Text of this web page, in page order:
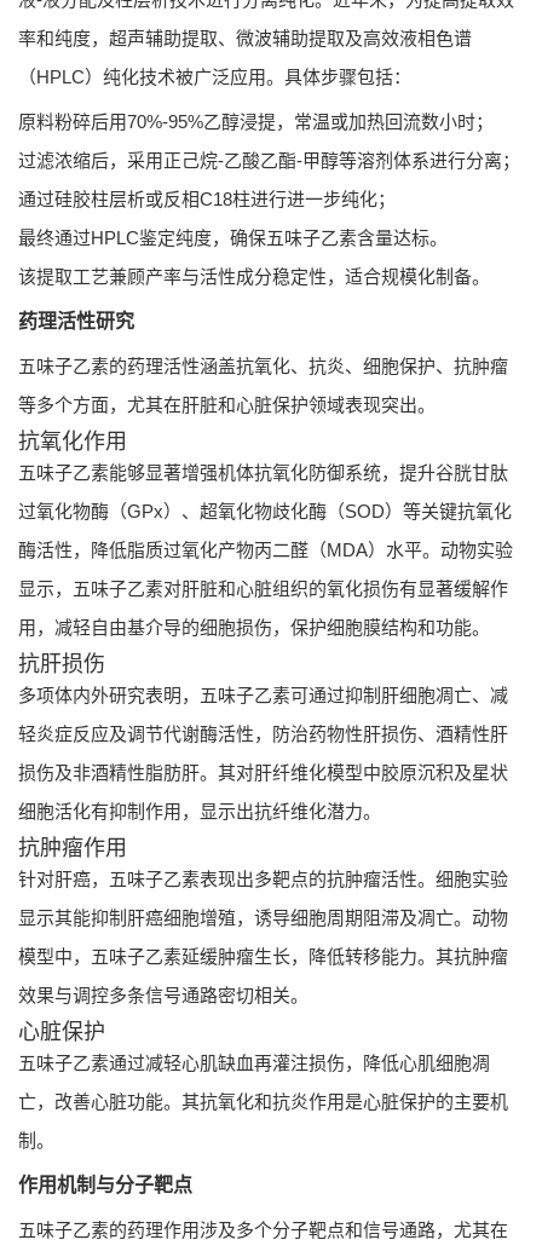
率和纯度，超声辅助提取、微波辅助提取及高效液相色谱
（HPLC）纯化技术被广泛应用。具体步骤包括：
原料粉碎后用70%-95%乙醇浸提，常温或加热回流数小时；
过滤浓缩后，采用正己烷-乙酸乙酯-甲醇等溶剂体系进行分离；
通过硅胶柱层析或反相C18柱进行进一步纯化；
最终通过HPLC鉴定纯度，确保五味子乙素含量达标。
该提取工艺兼顾产率与活性成分稳定性，适合规模化制备。
药理活性研究
五味子乙素的药理活性涵盖抗氧化、抗炎、细胞保护、抗肿瘤
等多个方面，尤其在肝脏和心脏保护领域表现突出。
抗氧化作用
五味子乙素能够显著增强机体抗氧化防御系统，提升谷胱甘肽
过氧化物酶（GPx）、超氧化物歧化酶（SOD）等关键抗氧化
酶活性，降低脂质过氧化产物丙二醛（MDA）水平。动物实验
显示，五味子乙素对肝脏和心脏组织的氧化损伤有显著缓解作
用，减轻自由基介导的细胞损伤，保护细胞膜结构和功能。
抗肝损伤
多项体内外研究表明，五味子乙素可通过抑制肝细胞凋亡、减
轻炎症反应及调节代谢酶活性，防治药物性肝损伤、酒精性肝
损伤及非酒精性脂肪肝。其对肝纤维化模型中胶原沉积及星状
细胞活化有抑制作用，显示出抗纤维化潜力。
抗肿瘤作用
针对肝癌，五味子乙素表现出多靶点的抗肿瘤活性。细胞实验
显示其能抑制肝癌细胞增殖，诱导细胞周期阻滞及凋亡。动物
模型中，五味子乙素延缓肿瘤生长，降低转移能力。其抗肿瘤
效果与调控多条信号通路密切相关。
心脏保护
五味子乙素通过减轻心肌缺血再灌注损伤，降低心肌细胞凋
亡，改善心脏功能。其抗氧化和抗炎作用是心脏保护的主要机
制。
作用机制与分子靶点
五味子乙素的药理作用涉及多个分子靶点和信号通路，尤其在